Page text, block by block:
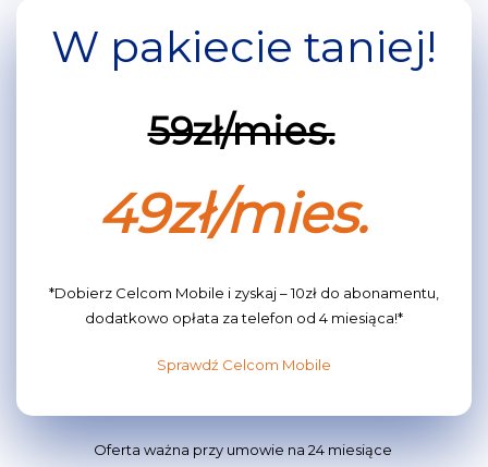
W pakiecie taniej!
59zł/mies.
49zł/mies.
*Dobierz Celcom Mobile i zyskaj – 10zł do abonamentu,
dodatkowo opłata za telefon od 4 miesiąca!*
Sprawdź Celcom Mobile
Oferta ważna przy umowie na 24 miesiące